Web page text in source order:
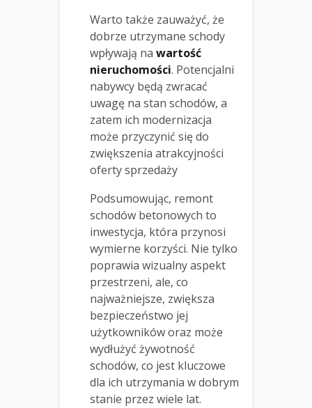
Warto także zauważyć, że
dobrze utrzymane schody
wpływają na wartość
nieruchomości. Potencjalni
nabywcy będą zwracać
uwagę na stan schodów, a
zatem ich modernizacja
może przyczynić się do
zwiększenia atrakcyjności
oferty sprzedaży
Podsumowując, remont
schodów betonowych to
inwestycja, która przynosi
wymierne korzyści. Nie tylko
poprawia wizualny aspekt
przestrzeni, ale, co
najważniejsze, zwiększa
bezpieczeństwo jej
użytkowników oraz może
wydłużyć żywotność
schodów, co jest kluczowe
dla ich utrzymania w dobrym
stanie przez wiele lat.